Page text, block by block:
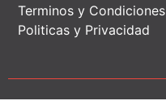
Terminos y Condiciones
Politicas y Privacidad